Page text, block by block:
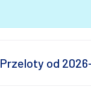
Przeloty od